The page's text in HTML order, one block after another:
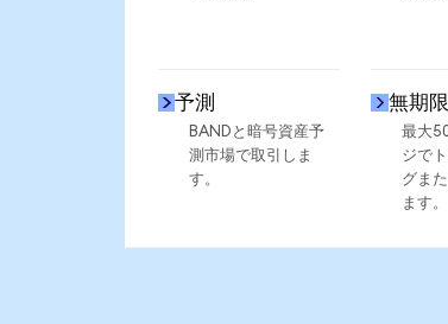
予測
BANDと暗号資産予
測市場で取引しま
す。
無期
最大
ジで
グま
ます。